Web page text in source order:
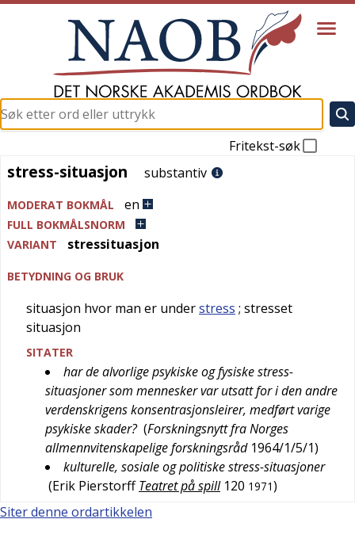
Fritekst-søk
stress-situasjon
stress-situasjon substantiv
MODERAT BOKMÅL en
FULL BOKMÅLSNORM
VARIANT
stressituasjon
BETYDNING OG BRUK
situasjon hvor man er understress ; stresset
situasjon
SITATER
har de alvorlige psykiske og fysiske stress-
situasjoner som mennesker var utsatt for i den andre
verdenskrigens konsentrasjonsleirer, medført varige
psykiske skader? (Forskningsnytt fra Norges
allmennvitenskapelige forskningsråd 1964/1/5/1)
kulturelle, sosiale og politiske stress-situasjoner
(Erik Pierstorff Teatret på spill 120 1971)
Siter denne ordartikkelen